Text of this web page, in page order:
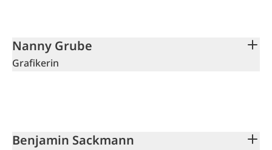
Nanny Grube
Grafikerin
Benjamin Sackmann